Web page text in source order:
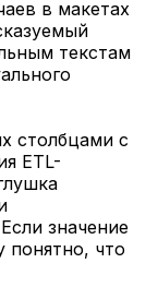
в макетах
текстам
столбцами с
ETL-
значение
понятно, что